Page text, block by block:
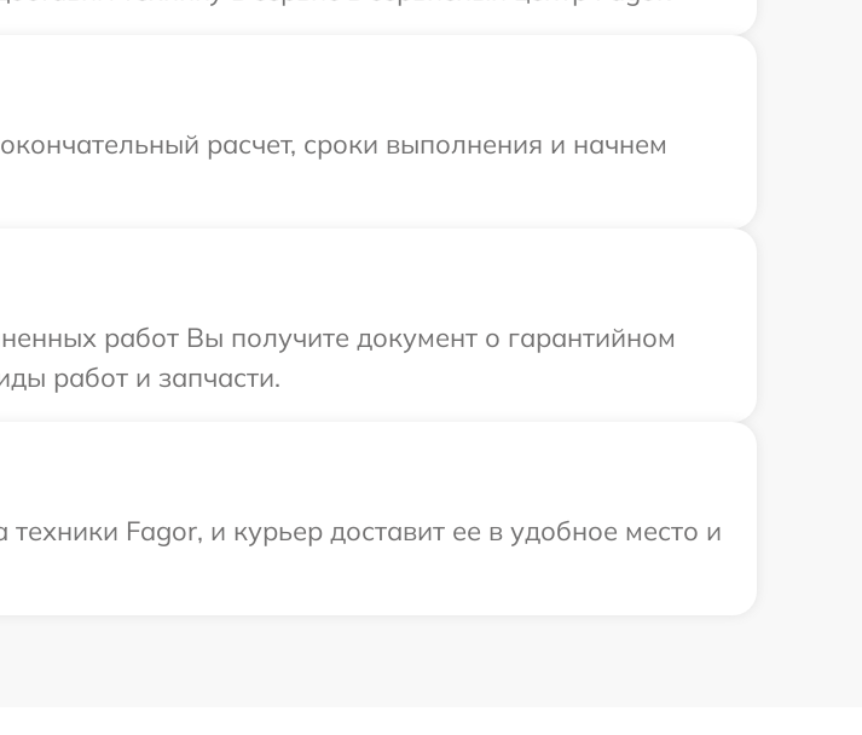
расчет, сроки выполнения и начнем
работ Вы получите документ о гарантийном
работ и запчасти.
Fagor, и курьер доставит ее в удобное место и